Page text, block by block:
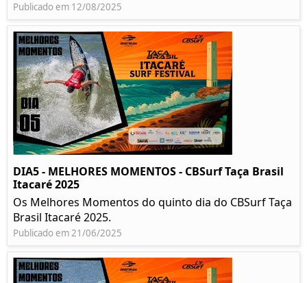
Publicado em 12/08/2025
DIA5 - MELHORES MOMENTOS - CBSurf Taça Brasil
Itacaré 2025
Os Melhores Momentos do quinto dia do CBSurf Taça
Brasil Itacaré 2025.
Publicado em 21/06/2025